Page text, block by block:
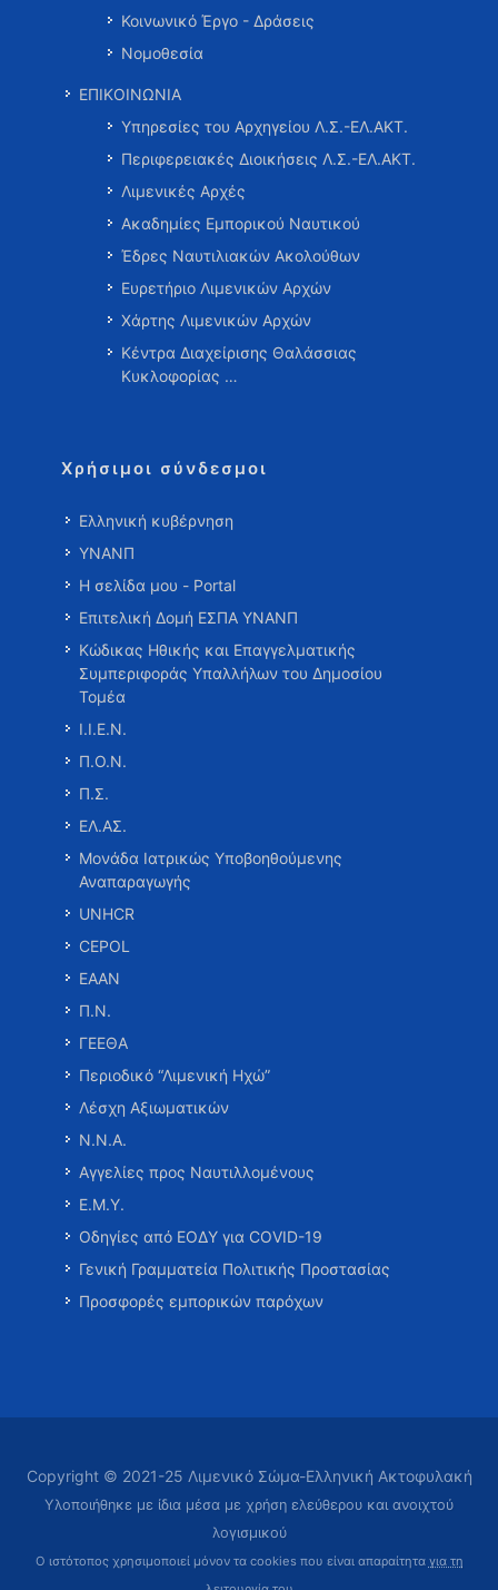
Κοινωνικό Έργο - Δράσεις
Νομοθεσία
ΕΠΙΚΟΙΝΩΝΙΑ
Υπηρεσίες του Αρχηγείου Λ.Σ.-ΕΛ.ΑΚΤ.
Περιφερειακές Διοικήσεις Λ.Σ.-ΕΛ.ΑΚΤ.
Λιμενικές Αρχές
Ακαδημίες Εμπορικού Ναυτικού
Έδρες Ναυτιλιακών Ακολούθων
Ευρετήριο Λιμενικών Αρχών
Χάρτης Λιμενικών Αρχών
Κέντρα Διαχείρισης Θαλάσσιας
Κυκλοφορίας …
Χρήσιμοι σύνδεσμοι
Ελληνική κυβέρνηση
ΥΝΑΝΠ
Η σελίδα μου - Portal
Επιτελική Δομή ΕΣΠΑ ΥΝΑΝΠ
Κώδικας Ηθικής και Επαγγελματικής
Συμπεριφοράς Υπαλλήλων του Δημοσίου
Τομέα
Ι.Ι.Ε.Ν.
Π.Ο.Ν.
Π.Σ.
ΕΛ.ΑΣ.
Μονάδα Ιατρικώς Υποβοηθούμενης
Αναπαραγωγής
UNHCR
CEPOL
ΕΑΑΝ
Π.Ν.
ΓΕΕΘΑ
Περιοδικό “Λιμενική Ηχώ”
Λέσχη Αξιωματικών
Ν.Ν.Α.
Αγγελίες προς Ναυτιλλομένους
Ε.Μ.Υ.
Οδηγίες από ΕΟΔΥ για COVID-19
Γενική Γραμματεία Πολιτικής Προστασίας
Προσφορές εμπορικών παρόχων
Copyright © 2021-25 Λιμενικό Σώμα-Ελληνική Ακτοφυλακή
Υλοποιήθηκε με ίδια μέσα με χρήση ελεύθερου και ανοιχτού
λογισμικού
Ο ιστότοπος χρησιμοποιεί μόνον τα cookies που είναι απαραίτητα για τη